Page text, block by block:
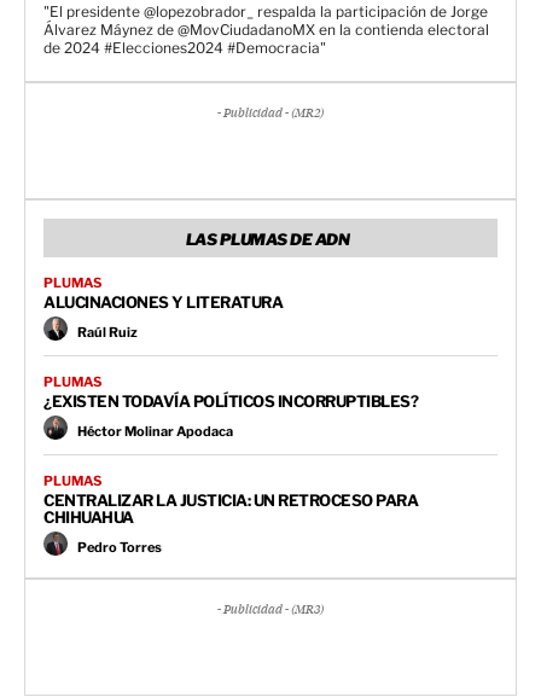
"El presidente @lopezobrador_ respalda la participación de Jorge
Álvarez Máynez de @MovCiudadanoMX en la contienda electoral
de 2024 #Elecciones2024 #Democracia"
- Publicidad - (MR2)
LAS PLUMAS DE ADN
PLUMAS
ALUCINACIONES Y LITERATURA
Raúl Ruiz
PLUMAS
¿EXISTEN TODAVÍA POLÍTICOS INCORRUPTIBLES?
Héctor Molinar Apodaca
PLUMAS
CENTRALIZAR LA JUSTICIA: UN RETROCESO PARA
CHIHUAHUA
Pedro Torres
- Publicidad - (MR3)